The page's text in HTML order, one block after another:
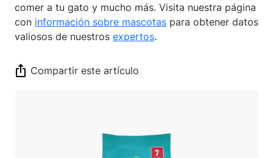
comer a tu gato y mucho más. Visita nuestra página
con información sobre mascotas para obtener datos
valiosos de nuestros expertos.
Compartir este artículo